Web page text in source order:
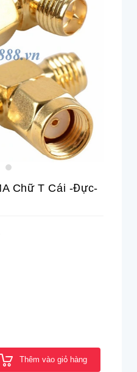
Chữ T Cái -đực-
Thêm vào giỏ hàng